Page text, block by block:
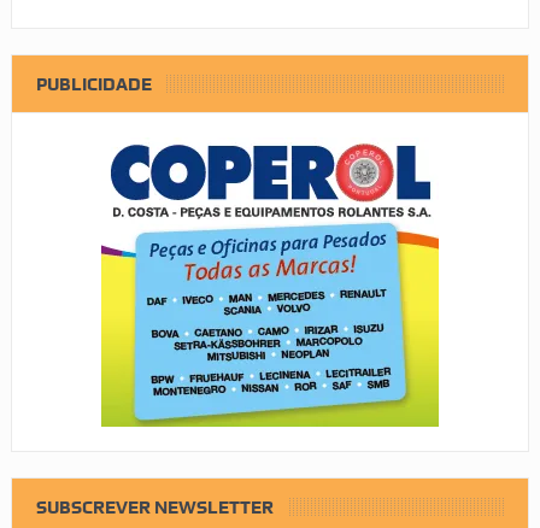
PUBLICIDADE
SUBSCREVER NEWSLETTER